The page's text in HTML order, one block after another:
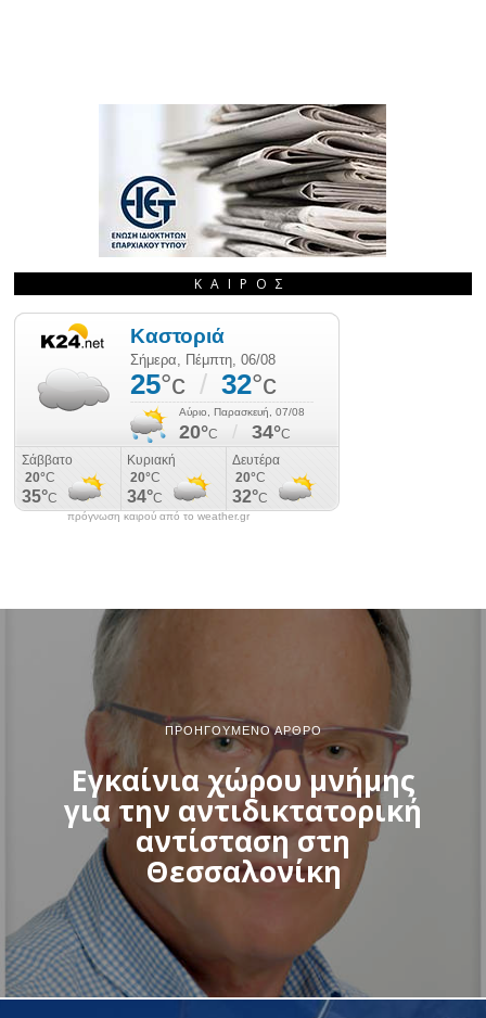
ΚΑΙΡΌΣ
πρόγνωση καιρού από το weather.gr
ΠΡΟΗΓΟΎΜΕΝΟ ΆΡΘΡΟ
Εγκαίνια χώρου μνήμης
για την αντιδικτατορική
αντίσταση στη
Θεσσαλονίκη